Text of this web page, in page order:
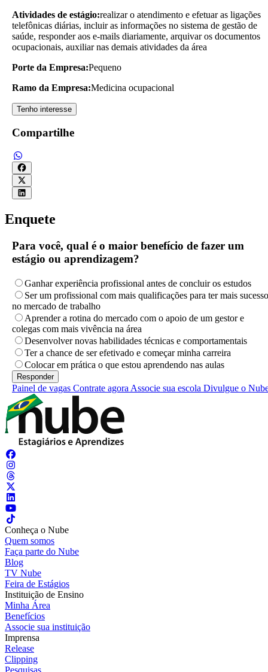
Atividades de estágio:realizar o atendimento e efetuar as ligações
telefônicas diárias, incluir as informações no sistema de gestão de
saúde, responder aos e-mails diariamente, arquivar os documentos
ocupacionais, auxiliar nas demais atividades da área
Porte da Empresa:Pequeno
Ramo da Empresa:Medicina ocupacional
Tenho interesse
Compartilhe
Enquete
Para você, qual é o maior benefício de fazer um
estágio ou aprendizagem?
Ganhar experiência profissional antes de concluir os estudos
Ser um profissional com mais qualificações para ter mais sucesso
no mercado de trabalho
Aprender a rotina do mercado com o apoio de um gestor e
colegas com mais vivência na área
Desenvolver novas habilidades técnicas e comportamentais
Ter a chance de ser efetivado e começar minha carreira
Colocar em prática o que estou aprendendo nas aulas
Painel de vagas Contrate agora Associe sua escola Divulgue o
Conheça o Nube
Quem somos
Faça parte do Nube
Blog
TV Nube
Feira de Estágios
Instituição de Ensino
Minha Área
Benefícios
Associe sua instituição
Imprensa
Release
Clipping
Pesquisas